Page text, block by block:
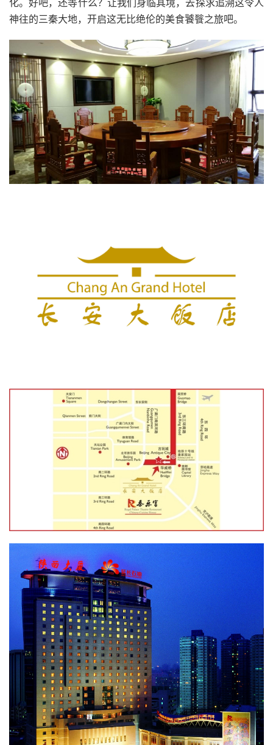
化。好吧，还等什么？让我们身临其境，去探求追溯这令人
神往的三秦大地，开启这无比绝伦的美食饕餮之旅吧。